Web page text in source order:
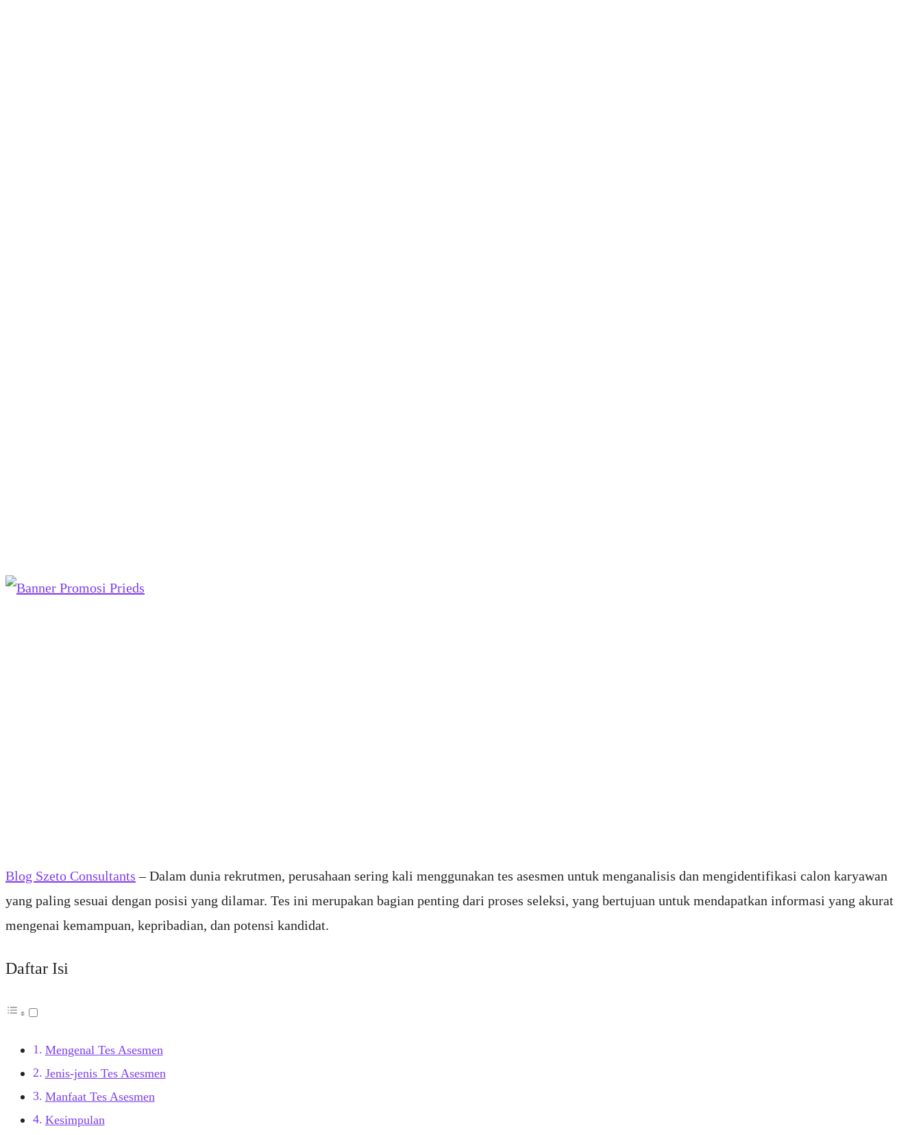
Blog Szeto Consultants – Dalam dunia rekrutmen, perusahaan sering kali menggunakan tes asesmen untuk menganalisis dan mengidentifikasi calon karyawan
yang paling sesuai dengan posisi yang dilamar. Tes ini merupakan bagian penting dari proses seleksi, yang bertujuan untuk mendapatkan informasi yang akurat
mengenai kemampuan, kepribadian, dan potensi kandidat.
Daftar Isi
Mengenal Tes Asesmen
Jenis-jenis Tes Asesmen
Manfaat Tes Asesmen
Kesimpulan